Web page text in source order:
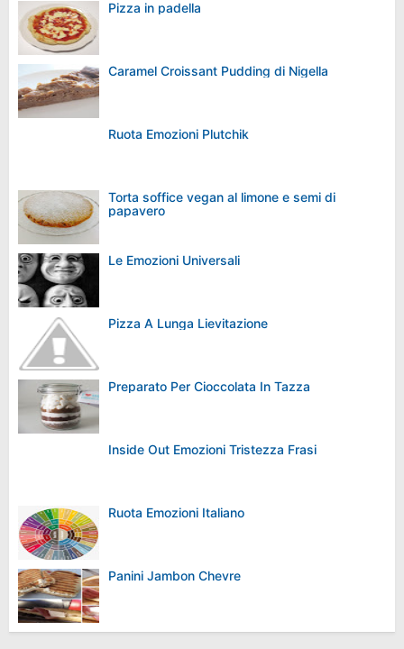
Pizza in padella
Caramel Croissant Pudding di Nigella
Ruota Emozioni Plutchik
Torta soffice vegan al limone e semi di
papavero
Le Emozioni Universali
Pizza A Lunga Lievitazione
Preparato Per Cioccolata In Tazza
Inside Out Emozioni Tristezza Frasi
Ruota Emozioni Italiano
Panini Jambon Chevre